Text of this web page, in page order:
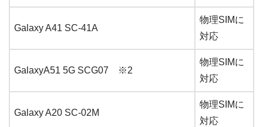
Galaxy A41 SC-41A
物理SIMに
対応
GalaxyA51 5G SCG07 ※2
物理SIMに
対応
Galaxy A20 SC-02M
物理SIMに
対応